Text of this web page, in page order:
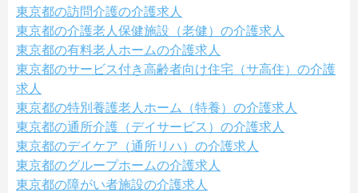
東京都の訪問介護の介護求人
東京都の介護老人保健施設（老健）の介護求人
東京都の有料老人ホームの介護求人
東京都のサービス付き高齢者向け住宅（サ高住）の介護
求人
東京都の特別養護老人ホーム（特養）の介護求人
東京都の通所介護（デイサービス）の介護求人
東京都のデイケア（通所リハ）の介護求人
東京都のグループホームの介護求人
東京都の障がい者施設の介護求人